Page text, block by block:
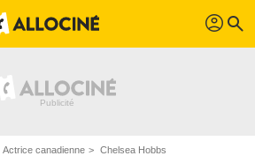
profil search
Actrice canadienne Chelsea Hobbs